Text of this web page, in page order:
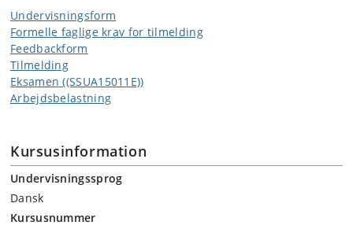
Undervisningsform
Formelle faglige krav for tilmelding
Feedbackform
Tilmelding
Eksamen ((SSUA15011E))
Arbejdsbelastning
Kursusinformation
Undervisningssprog
Dansk
Kursusnummer